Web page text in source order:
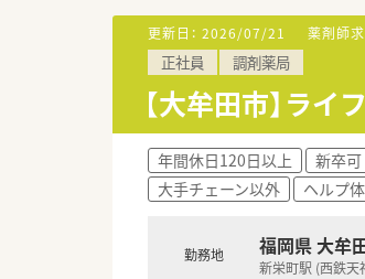
更新日： 2026/07/21 薬剤師求
正社員 調剤薬局
【大牟田市】ラ
年間休日120日以上 新卒可
大手チェーン以外
ヘルプ
勤務地 福岡県 大牟
新栄町駅 (西鉄天